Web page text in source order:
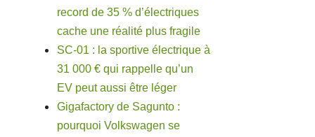
record de 35 % d’électriques
cache une réalité plus fragile
SC-01 : la sportive électrique à
31 000 € qui rappelle qu’un
EV peut aussi être léger
Gigafactory de Sagunto :
pourquoi Volkswagen se